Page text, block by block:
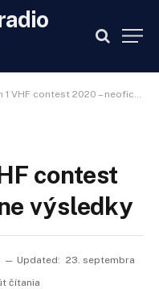
contest 2020 – neoficiálne výsledky
contest
výsledky
Updated: 23. septembra
čítania